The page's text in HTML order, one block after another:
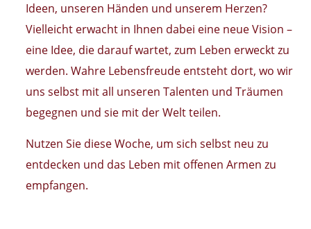
Ideen, unseren Händen und unserem Herzen?
Vielleicht erwacht in Ihnen dabei eine neue Vision –
eine Idee, die darauf wartet, zum Leben erweckt zu
werden. Wahre Lebensfreude entsteht dort, wo wir
uns selbst mit all unseren Talenten und Träumen
begegnen und sie mit der Welt teilen.
Nutzen Sie diese Woche, um sich selbst neu zu
entdecken und das Leben mit offenen Armen zu
empfangen.